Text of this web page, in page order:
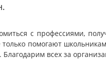
с профессиями,
только помогают
всех за